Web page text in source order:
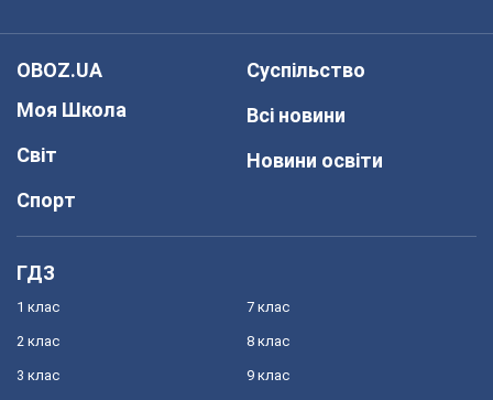
OBOZ.UA
Моя Школа
Світ
Спорт
Суспільство
Всі новини
Новини освіти
ГДЗ
1 клас
2 клас
3 клас
7 клас
8 клас
9 клас